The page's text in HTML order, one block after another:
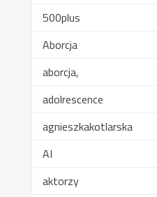
500plus
Aborcja
aborcja,
adolrescence
agnieszkakotlarska
AI
aktorzy